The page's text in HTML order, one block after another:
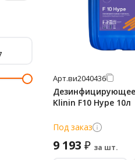
Арт.ви2040436
Klinin F10 Hype 10л
Под заказ
9 193 ₽ за шт.